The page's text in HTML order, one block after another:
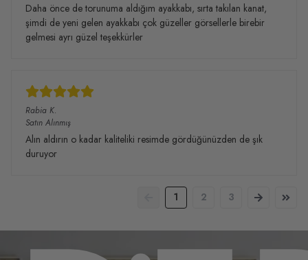
Daha önce de torunuma aldığım ayakkabı, sırta takılan kanat,
şimdi de yeni gelen ayakkabı çok güzeller görsellerle birebir
gelmesi ayrı güzel teşekkürler
Rabia K.
Satın Alınmış
Alın aldırın o kadar kaliteliki resimde gördüğünüzden de şık
duruyor
1 2 3